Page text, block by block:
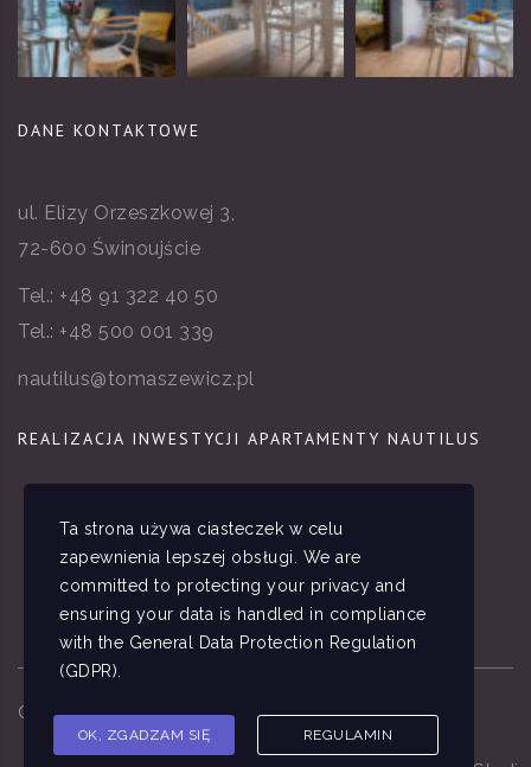
DANE KONTAKTOWE
ul. Elizy Orzeszkowej 3,
72-600 Świnoujście
Tel.: +48 91 322 40 50
Tel.: +48 500 001 339
nautilus@tomaszewicz.pl
REALIZACJA INWESTYCJI APARTAMENTY NAUTILUS
Copyright © 2026 Apartamenty Nautilus
Ta strona używa ciasteczek w celu
zapewnienia lepszej obsługi. We are
committed to protecting your privacy and
ensuring your data is handled in compliance
with the General Data Protection Regulation
(GDPR)
OK, ZGADZAM SIĘ REGULAMIN